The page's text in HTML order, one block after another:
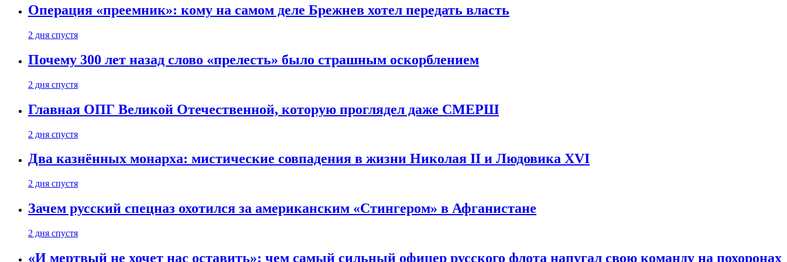
Операция «преемник»: кому на самом деле Брежнев хотел передать власть
2 дня спустя
Почему 300 лет назад слово «прелесть» было страшным оскорблением
2 дня спустя
Главная ОПГ Великой Отечественной, которую проглядел даже СМЕРШ
2 дня спустя
Два казнённых монарха: мистические совпадения в жизни Николая II и Людовика XVI
2 дня спустя
Зачем русский спецназ охотился за американским «Стингером» в Афганистане
2 дня спустя
«И мертвый не хочет нас оставить»: чем самый сильный офицер русского флота напугал свою команду на похоронах